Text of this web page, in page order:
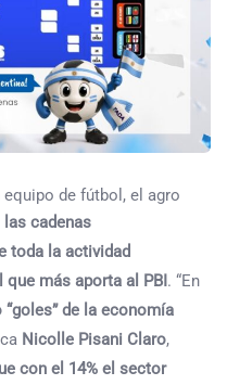
de fútbol, el agro
las cadenas
toda la actividad
más aporta al PBI. “En
de la economía
Nicolle Pisani Claro,
con el 14% el sector